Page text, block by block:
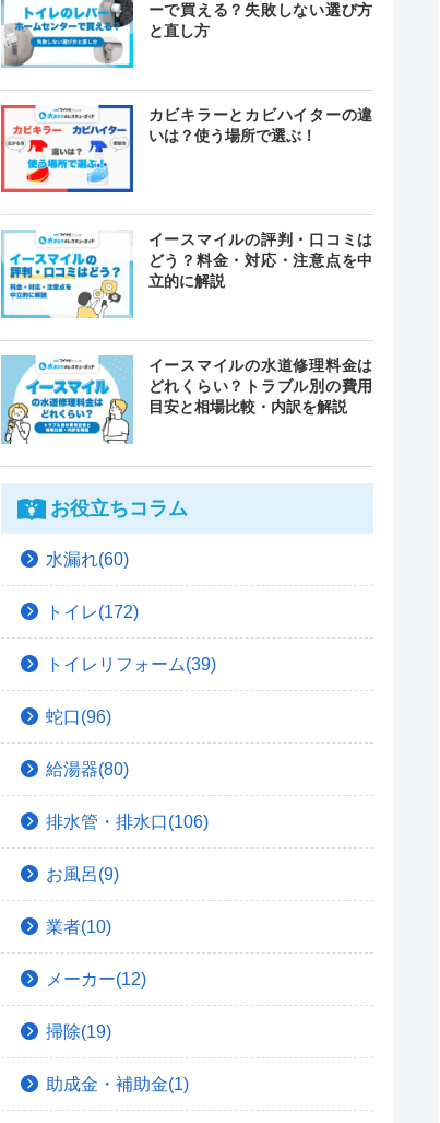
ーで買える？失敗しない選び方
と直し方
カビキラーとカビハイターの違
いは？使う場所で選ぶ！
イースマイルの評判・口コミは
どう？料金・対応・注意点を中
立的に解説
イースマイルの水道修理料金は
どれくらい？トラブル別の費用
目安と相場比較・内訳を解説
お役立ちコラム
水漏れ(60)
トイレ(172)
トイレリフォーム(39)
蛇口(96)
給湯器(80)
排水管・排水口(106)
お風呂(9)
業者(10)
メーカー(12)
掃除(19)
助成金・補助金(1)